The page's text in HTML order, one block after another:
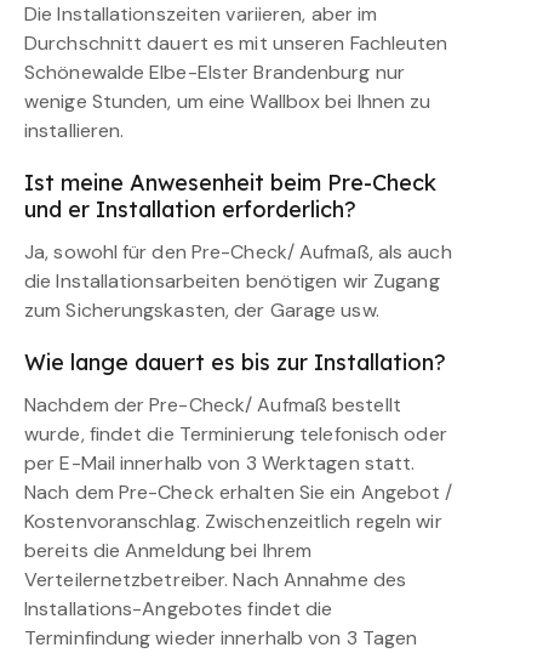
Die Installationszeiten variieren, aber im
Durchschnitt dauert es mit unseren Fachleuten
Schönewalde Elbe-Elster Brandenburg nur
wenige Stunden, um eine Wallbox bei Ihnen zu
installieren.
Ist meine Anwesenheit beim Pre-Check
und er Installation erforderlich?
Ja, sowohl für den Pre-Check/ Aufmaß, als auch
die Installationsarbeiten benötigen wir Zugang
zum Sicherungskasten, der Garage usw.
Wie lange dauert es bis zur Installation?
Nachdem der Pre-Check/ Aufmaß bestellt
wurde, findet die Terminierung telefonisch oder
per E-Mail innerhalb von 3 Werktagen statt.
Nach dem Pre-Check erhalten Sie ein Angebot /
Kostenvoranschlag. Zwischenzeitlich regeln wir
bereits die Anmeldung bei Ihrem
Verteilernetzbetreiber. Nach Annahme des
Installations-Angebotes findet die
Terminfindung wieder innerhalb von 3 Tagen